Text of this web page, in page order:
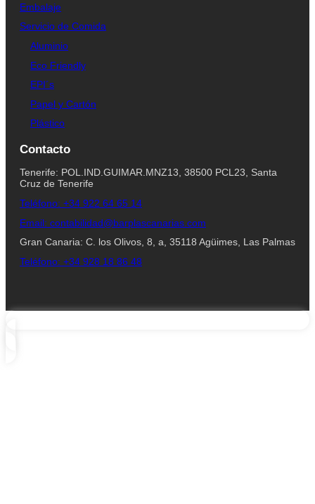
Embalaje
Servicio de Comida
Aluminio
Eco Friendly
EPI´s
Papel y Cartón
Plástico
Contacto
Tenerife: POL.IND.GUIMAR.MNZ13, 38500 PCL23, Santa
Cruz de Tenerife
Teléfono: +34 922 64 65 14
Email: contabilidad@barplascanarias.com
Gran Canaria: C. los Olivos, 8, a, 35118 Agüimes, Las Palmas
Teléfono: +34 928 18 86 48